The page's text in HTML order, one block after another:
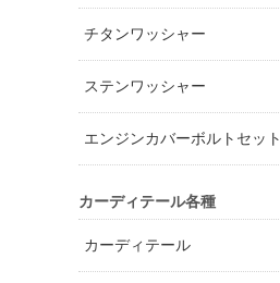
チタンワッシャー
ステンワッシャー
エンジンカバーボルトセット
カーディテール各種
カーディテール